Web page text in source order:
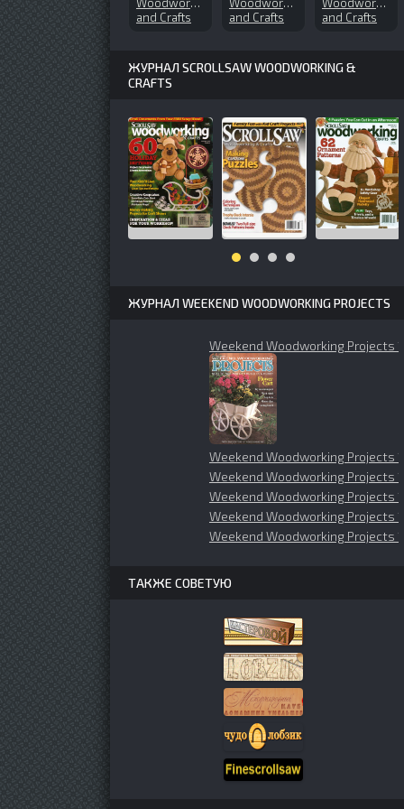
and Crafts
and Crafts
and Crafts
ЖУРНАЛ SCROLLSAW WOODWORKING &
CRAFTS
ЖУРНАЛ WEEKEND WOODWORKING PROJECTS
Weekend Woodworking Projects
Weekend Woodworking Projects
Weekend Woodworking Projects
Weekend Woodworking Projects
Weekend Woodworking Projects
Weekend Woodworking Projects
ТАКЖЕ СОВЕТУЮ